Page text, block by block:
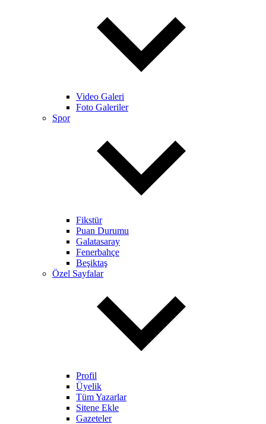
Video Galeri
Foto Galeriler
Spor
Fikstür
Puan Durumu
Galatasaray
Fenerbahçe
Beşiktaş
Özel Sayfalar
Profil
Üyelik
Tüm Yazarlar
Sitene Ekle
Gazeteler